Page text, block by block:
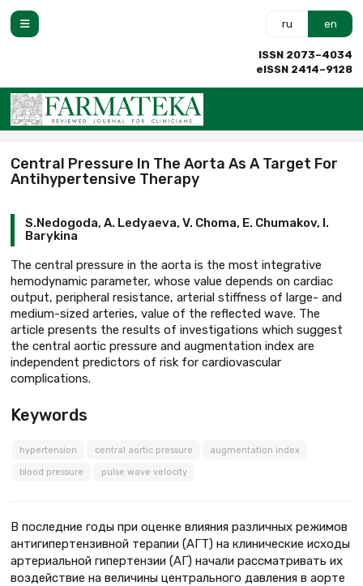
ru en
ISSN 2073–4034
eISSN 2414–9128
Central Pressure In The Aorta As A Target For
Antihypertensive Therapy
S.Nedogoda, A. Ledyaeva, V. Choma, E. Chumakov, I.
Barykina
The central pressure in the aorta is the most integrative
hemodynamic parameter, whose value depends on cardiac
output, peripheral resistance, arterial stiffness of large- and
medium-sized arteries, value of the reflected wave. The
article presents the results of investigations which suggest
the central aortic pressure and augmentation index are
independent predictors of risk for cardiovascular
complications.
Keywords
hypertension central aortic pressure augmentation index
blood pressure pulse wave velocity
В последние годы при оценке влияния различных режимов
антигипертензивной терапии (АГТ) на клинические исходы
артериальной гипертензии (АГ) начали рассматривать их
воздействие на величины центрального давления в аорте